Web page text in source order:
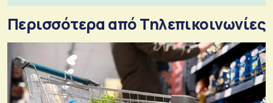
Περισσότερα από Τηλεπικοινωνίες